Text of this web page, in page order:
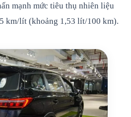
mạnh mức tiêu thụ nhiên liệu
km/lít (khoảng 1,53 lít/100 km).